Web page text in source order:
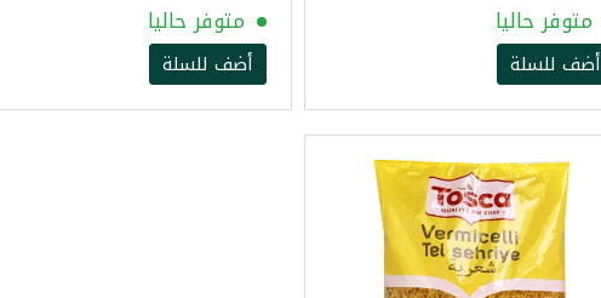
متوفر حاليا
أضف للسلة
متوفر حاليا
أضف للسلة